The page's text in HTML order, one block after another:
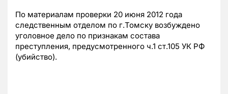
По материалам проверки 20 июня 2012 года
следственным отделом по г.Томску возбуждено
уголовное дело по признакам состава
преступления, предусмотренного ч.1 ст.105 УК РФ
(убийство).